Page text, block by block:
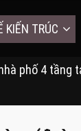
KIẾN TRÚC
phố 4 tầng